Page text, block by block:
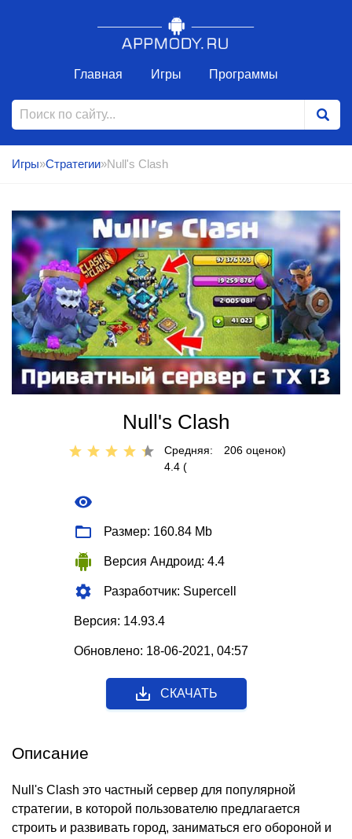
Главная Игры Программы
Игры»Стратегии»Null's Clash
Null's Clash
Средняя:
4.4 (
206 оценок)
Размер: 160.84 Mb
Версия Андроид: 4.4
Разработчик: Supercell
Версия: 14.93.4
Обновлено: 18-06-2021, 04:57
СКАЧАТЬ
Описание
Null's Clash это частный сервер для популярной
стратегии, в которой пользователю предлагается
строить и развивать город, заниматься его обороной и